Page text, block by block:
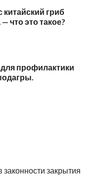
китайский гриб
что это такое?
профилактики
закрытия